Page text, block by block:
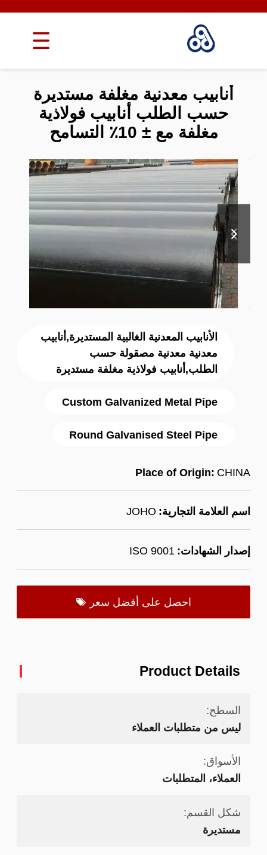
الأنابيب المعدنية الغالبية المستديرة,أنابيب
معدنية معدنية مصقولة حسب
الطلب,أنابيب فولاذية مغلفة مستديرة
Custom Galvanized Metal Pipe
Round Galvanised Steel Pipe
Place of Origin: CHINA
اسم العلامة التجارية: JOHO
إصدار الشهادات: ISO 9001
احصل على أفضل سعر
أنابيب معدنية مغلفة مستديرة
حسب الطلب أنابيب فولاذية
مغلفة مع ± 10٪ التسامح
Product Details
السطح:
ليس من متطلبات العملاء
الأسواق:
العملاء، المتطلبات
شكل القسم:
مستديرة